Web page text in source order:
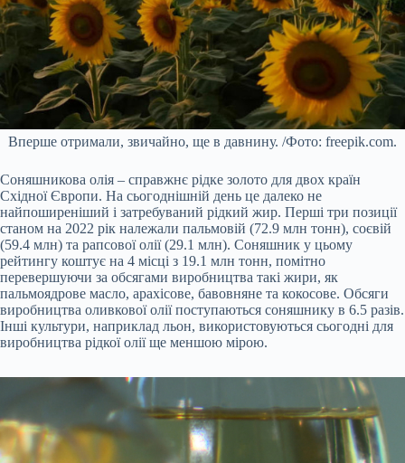
Вперше отримали, звичайно, ще в давнину. /Фото: freepik.com.
Соняшникова олія – справжнє рідке золото для двох країн
Східної Європи. На сьогоднішній день це далеко не
найпоширеніший і затребуваний рідкий жир. Перші три позиції
станом на 2022 рік належали пальмовій (72.9 млн тонн), соєвій
(59.4 млн) та рапсової олії (29.1 млн). Соняшник у цьому
рейтингу коштує на 4 місці з 19.1 млн тонн, помітно
перевершуючи за обсягами виробництва такі жири, як
пальмоядрове масло, арахісове, бавовняне та кокосове. Обсяги
виробництва оливкової олії поступаються соняшнику в 6.5 разів.
Інші культури, наприклад льон, використовуються сьогодні для
виробництва рідкої олії ще меншою мірою.